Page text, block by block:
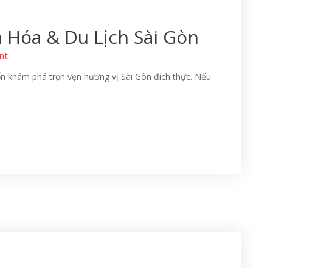
& Du Lịch Sài Gòn
phá trọn vẹn hương vị Sài Gòn đích thực. Nếu